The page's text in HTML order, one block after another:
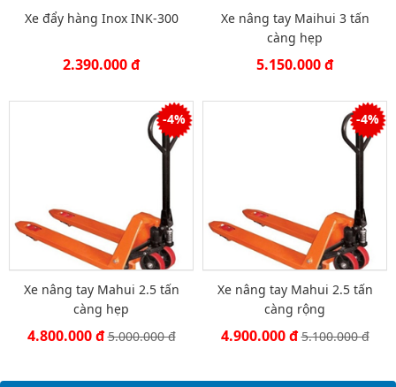
Xe đẩy hàng Inox INK-300
2.390.000 đ
Xe nâng tay Maihui 3 tấn
càng hẹp
5.150.000 đ
-4%
Xe nâng tay Mahui 2.5 tấn
càng hẹp
4.800.000 đ5.000.000 đ
-4%
Xe nâng tay Mahui 2.5 tấn
càng rộng
4.900.000 đ5.100.000 đ